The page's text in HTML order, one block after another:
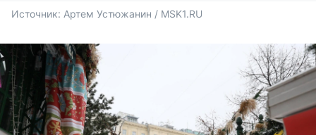
Источник: Артем Устюжанин / MSK1.RU